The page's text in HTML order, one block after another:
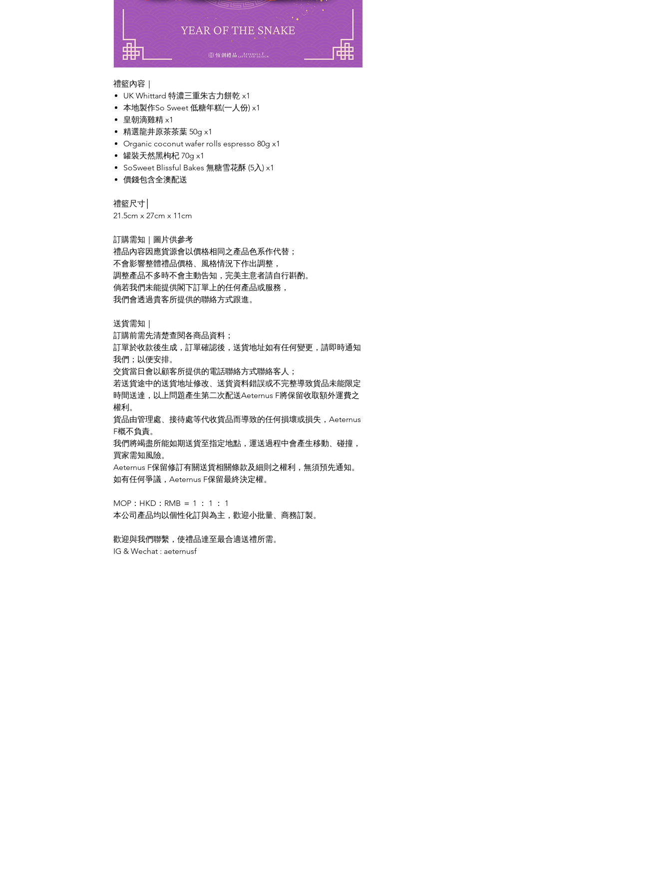
禮籃內容｜
UK Whittard 特濃三重朱古力餅乾 x1
本地製作So Sweet 低糖年糕(一人份) x1
皇朝滴雞精 x1
精選龍井原茶茶葉 50g x1
Organic coconut wafer rolls espresso 80g x1
罐裝天然黑枸杞 70g x1
SoSweet Blissful Bakes 無糖雪花酥 (5入) x1
價錢包含全澳配送
禮籃尺寸│
21.5cm x 27cm x 11cm
訂購需知｜圖片供參考
禮品內容因應貨源會以價格相同之產品色系作代替；
不會影響整體禮品價格、風格情況下作出調整，
調整產品不多時不會主動告知，完美主意者請自行斟酌。
倘若我們未能提供閣下訂單上的任何產品或服務，
我們會透過貴客所提供的聯絡方式跟進。
送貨需知｜
訂購前需先清楚查閱各商品資料；
訂單於收款後生成，訂單確認後，送貨地址如有任何變更，請即時通知
我們；以便安排。
交貨當日會以顧客所提供的電話聯絡方式聯絡客人；
若送貨途中的送貨地址修改、送貨資料錯誤或不完整導致貨品未能限定
時間送達，以上問題產生第二次配送Aeternus F將保留收取額外運費之
權利。
貨品由管理處、接待處等代收貨品而導致的任何損壞或損失，Aeternus
F概不負責。
我們將竭盡所能如期送貨至指定地點，運送過程中會產生移動、碰撞，
買家需知風險。
Aeternus F保留修訂有關送貨相關條款及細則之權利，無須預先通知。
如有任何爭議，Aeternus F保留最終決定權。
MOP：HKD：RMB ＝ 1 ： 1 ： 1
本公司產品均以個性化訂與為主，歡迎小批量、商務訂製。
歡迎與我們聯繫，使禮品達至最合適送禮所需。
IG & Wechat : aeternusf